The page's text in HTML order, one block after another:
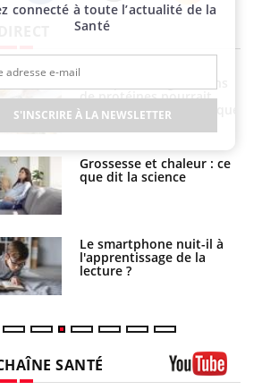
Facebook Twitter Instagram
de protéines pourrait
finalement être bénéfique
Grossesse et chaleur : ce
que dit la science
Le smartphone nuit-il à
l'apprentissage de la
lecture ?
vacances, elle reste dans
le coma pendant 42 jours
Mordue par un
barracuda, une petite fille
secourue grâce à un
Légionellose en Suisse :
quelle est l’origine de la
contamination ?
SANTÉ
connecté à toute l’actualité de la
Santé
S'INSCRIRE À LA NEWSLETTER